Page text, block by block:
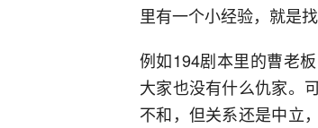
里有一个小经验，就是
例如194剧本里的曹老
大家也没有什么仇家。
不和，但关系还是中立